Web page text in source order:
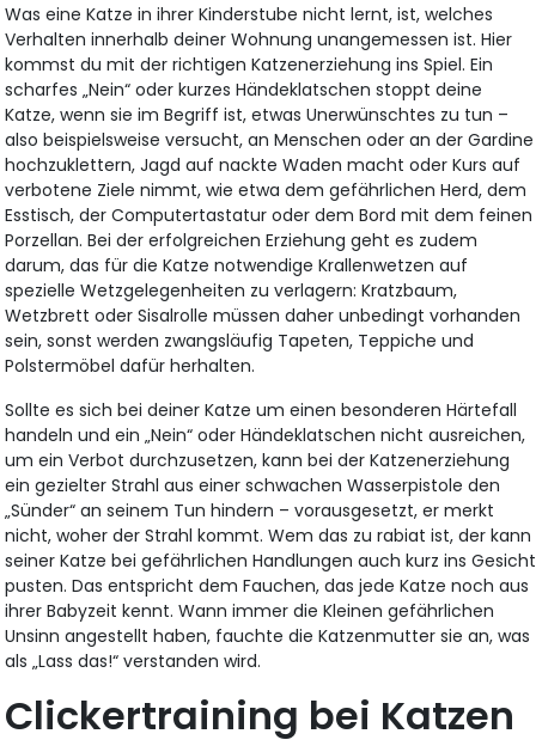
Was eine Katze in ihrer Kinderstube nicht lernt, ist, welches
Verhalten innerhalb deiner Wohnung unangemessen ist. Hier
kommst du mit der richtigen Katzenerziehung ins Spiel. Ein
scharfes „Nein“ oder kurzes Händeklatschen stoppt deine
Katze, wenn sie im Begriff ist, etwas Unerwünschtes zu tun –
also beispielsweise versucht, an Menschen oder an der Gardine
hochzuklettern, Jagd auf nackte Waden macht oder Kurs auf
verbotene Ziele nimmt, wie etwa dem gefährlichen Herd, dem
Esstisch, der Computertastatur oder dem Bord mit dem feinen
Porzellan. Bei der erfolgreichen Erziehung geht es zudem
darum, das für die Katze notwendige Krallenwetzen auf
spezielle Wetzgelegenheiten zu verlagern: Kratzbaum,
Wetzbrett oder Sisalrolle müssen daher unbedingt vorhanden
sein, sonst werden zwangsläufig Tapeten, Teppiche und
Polstermöbel dafür herhalten.
Sollte es sich bei deiner Katze um einen besonderen Härtefall
handeln und ein „Nein“ oder Händeklatschen nicht ausreichen,
um ein Verbot durchzusetzen, kann bei der Katzenerziehung
ein gezielter Strahl aus einer schwachen Wasserpistole den
„Sünder“ an seinem Tun hindern – vorausgesetzt, er merkt
nicht, woher der Strahl kommt. Wem das zu rabiat ist, der kann
seiner Katze bei gefährlichen Handlungen auch kurz ins Gesicht
pusten. Das entspricht dem Fauchen, das jede Katze noch aus
ihrer Babyzeit kennt. Wann immer die Kleinen gefährlichen
Unsinn angestellt haben, fauchte die Katzenmutter sie an, was
als „Lass das!“ verstanden wird.
Clickertraining bei Katzen